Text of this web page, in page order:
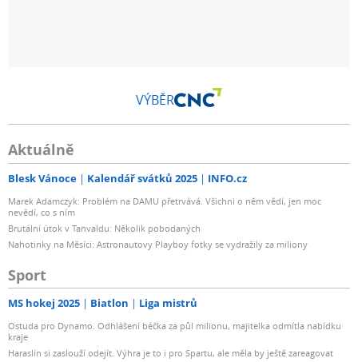
VÝBĚR
Aktuálně
Blesk Vánoce Kalendář svátků 2025 INFO.cz
Marek Adamczyk: Problém na DAMU přetrvává. Všichni o něm vědí, jen moc
nevědí, co s ním
Brutální útok v Tanvaldu: Několik pobodaných
Nahotinky na Měsíci: Astronautovy Playboy fotky se vydražily za miliony
Sport
MS hokej 2025 Biatlon Liga mistrů
Ostuda pro Dynamo. Odhlášení béčka za půl milionu, majitelka odmítla nabídku
kraje
Haraslín si zaslouží odejít. Výhra je to i pro Spartu, ale měla by ještě zareagovat